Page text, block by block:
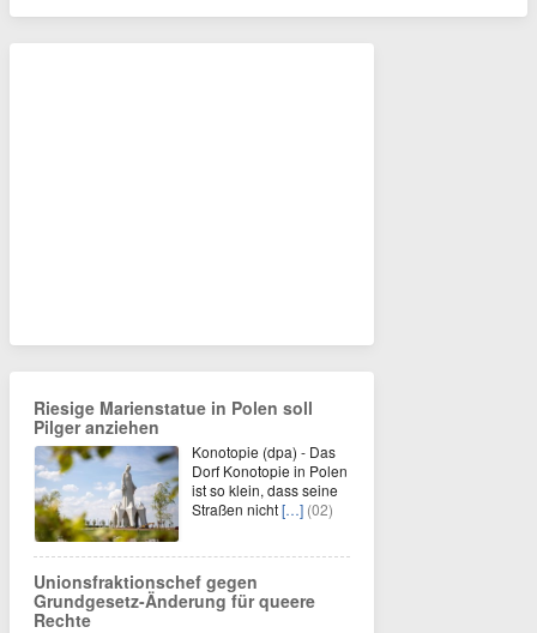
Riesige Marienstatue in Polen soll
Pilger anziehen
Konotopie (dpa) - Das
Dorf Konotopie in Polen
ist so klein, dass seine
Straßen nicht[…] (02)
Unionsfraktionschef gegen
Grundgesetz-Änderung für queere
Rechte